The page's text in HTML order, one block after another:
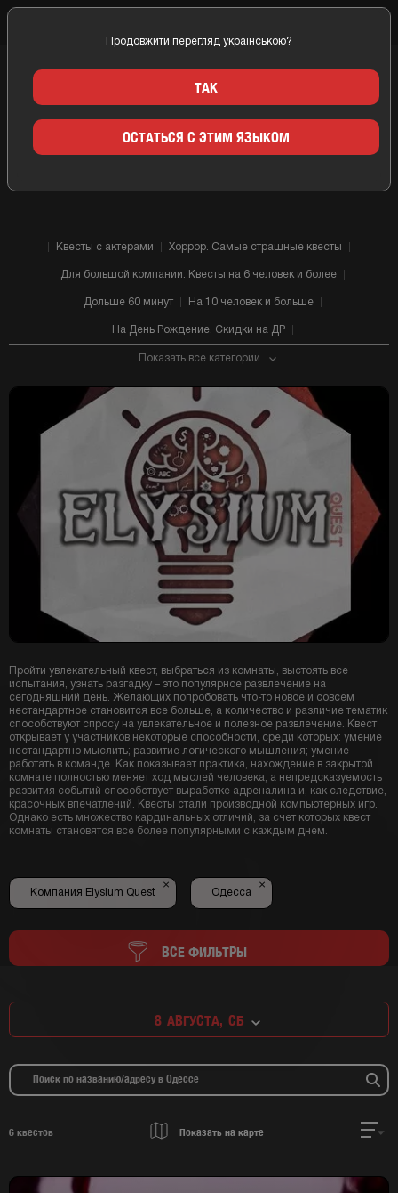
КВЕСТ КОМНАТЫ ELYSIUM
QUEST ОДЕССА
Квесты с актерами Хоррор. Самые страшные квесты
Для большой компании. Квесты на 6 человек и более
Дольше 60 минут На 10 человек и больше
На День Рождение. Скидки на ДР
Показать все категории
Пройти увлекательный квест, выбраться из комнаты, выстоять все
испытания, узнать разгадку – это популярное развлечение на
сегодняшний день. Желающих попробовать что-то новое и совсем
нестандартное становится все больше, а количество и различие тематик
способствуют спросу на увлекательное и полезное развлечение. Квест
открывает у участников некоторые способности, среди которых: умение
нестандартно мыслить; развитие логического мышления; умение
работать в команде. Как показывает практика, нахождение в закрытой
комнате полностью меняет ход мыслей человека, а непредсказуемость
развития событий способствует выработке адреналина и, как следствие,
красочных впечатлений. Квесты стали производной компьютерных игр.
Однако есть множество кардинальных отличий, за счет которых квест
комнаты становятся все более популярными с каждым днем.
Компания Elysium Quest
×
Одесса
×
ВСЕ ФИЛЬТРЫ
8 АВГУСТА, СБ
6 квестов Показать на карте
Продовжити перегляд українською?
ТАК
ОСТАТЬСЯ С ЭТИМ ЯЗЫКОМ